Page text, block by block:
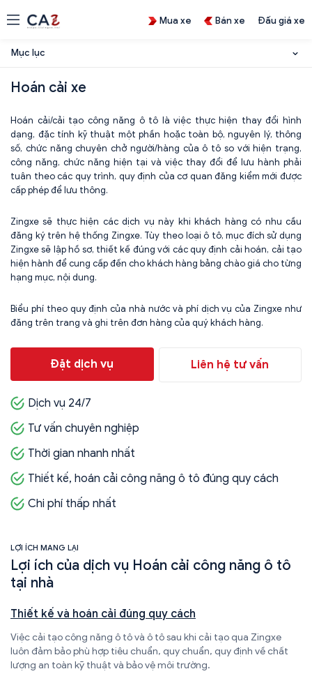
Mua xe Bán xe Đấu giá xe
Mục lục
Hoán cải xe
Hoán cải/cải tạo công năng ô tô là việc thực hiện thay đổi hình
dạng, đặc tính kỹ thuật một phần hoặc toàn bộ, nguyên lý, thông
số, chức năng chuyên chở người/hàng của ô tô so với hiện trạng,
công năng, chức năng hiện tại và việc thay đổi để lưu hành phải
tuân theo các quy trình, quy định của cơ quan đăng kiểm mới được
cấp phép để lưu thông.
Zingxe sẽ thực hiện các dịch vụ này khi khách hàng có nhu cầu
đăng ký trên hệ thống Zingxe. Tùy theo loại ô tô, mục đích sử dụng
Zingxe sẽ lập hồ sơ, thiết kế đúng với các quy định cải hoán, cải tạo
hiện hành để cung cấp đến cho khách hàng bảng chào giá cho từng
hạng mục, nội dung.
Biểu phí theo quy định của nhà nước và phí dịch vụ của Zingxe như
đăng trên trang và ghi trên đơn hàng của quý khách hàng.
Đặt dịch vụ Liên hệ tư vấn
Dịch vụ 24/7
Tư vấn chuyên nghiệp
Thời gian nhanh nhất
Thiết kế, hoán cải công năng ô tô đúng quy cách
Chi phí thấp nhất
LỢI ÍCH MANG LẠI
Lợi ích của dịch vụ Hoán cải công năng ô tô
tại nhà
Thiết kế và hoán cải đúng quy cách
Việc cải tạo công năng ô tô và ô tô sau khi cải tạo qua Zingxe
luôn đảm bảo phù hợp tiêu chuẩn, quy chuẩn, quy định về chất
lượng an toàn kỹ thuật và bảo vệ môi trường.